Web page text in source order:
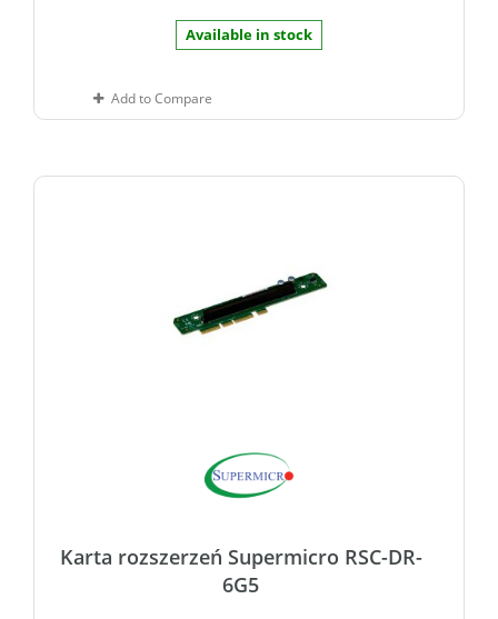
Available in stock
Add to Compare
Karta rozszerzeń Supermicro RSC-DR-
6G5